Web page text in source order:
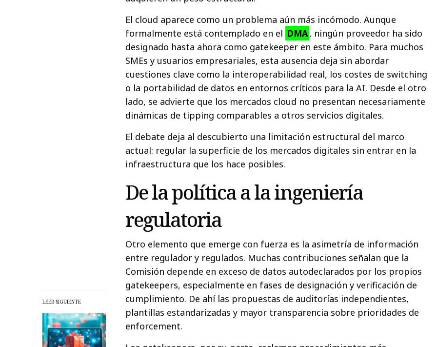
LEER SIGUIENTE
El cloud aparece como un problema aún más incómodo. Aunque
formalmente está contemplado en el DMA, ningún proveedor ha sido
designado hasta ahora como gatekeeper en este ámbito. Para muchos
SMEs y usuarios empresariales, esta ausencia deja sin abordar
cuestiones clave como la interoperabilidad real, los costes de switching
o la portabilidad de datos en entornos críticos para la AI. Desde el otro
lado, se advierte que los mercados cloud no presentan necesariamente
dinámicas de tipping comparables a otros servicios digitales.
El debate deja al descubierto una limitación estructural del marco
actual: regular la superficie de los mercados digitales sin entrar en la
infraestructura que los hace posibles.
De la política a la ingeniería
regulatoria
Otro elemento que emerge con fuerza es la asimetría de información
entre regulador y regulados. Muchas contribuciones señalan que la
Comisión depende en exceso de datos autodeclarados por los propios
gatekeepers, especialmente en fases de designación y verificación de
cumplimiento. De ahí las propuestas de auditorías independientes,
plantillas estandarizadas y mayor transparencia sobre prioridades de
enforcement.